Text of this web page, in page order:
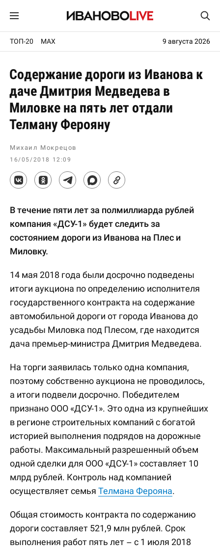
ТОП-20 MAX 9 августа 2026
Содержание дороги из Иванова к
даче Дмитрия Медведева в
Миловке на пять лет отдали
Телману Ферояну
Михаил Мокрецов
16/05/2018 12:09
В течение пяти лет за полмиллиарда рублей
компания «ДСУ-1» будет следить за
состоянием дороги из Иванова на Плес и
Миловку.
14 мая 2018 года были досрочно подведены
итоги аукциона по определению исполнителя
государственного контракта на содержание
автомобильной дороги от города Иванова до
усадьбы Миловка под Плесом, где находится
дача премьер-министра Дмитрия Медведева.
На торги заявилась только одна компания,
поэтому собственно аукциона не проводилось,
а итоги подвели досрочно. Победителем
признано ООО «ДСУ-1». Это одна из крупнейших
в регионе строительных компаний с богатой
историей выполнения подрядов на дорожные
работы. Максимальный разрешенный объем
одной сделки для ООО «ДСУ-1» составляет 10
млрд рублей. Контроль над компанией
осуществляет семья Телмана Ферояна.
Общая стоимость контракта по содержанию
дороги составляет 521,9 млн рублей. Срок
выполнения работ пять лет – с 1 июля 2018